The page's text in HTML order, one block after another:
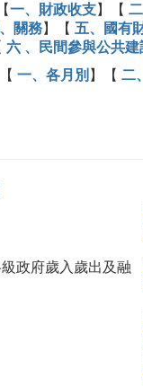
一、財政收支】【
關務】【 五、國有
六 、民間參與公共建
一、各月別 】【 二
歲入歲出及融